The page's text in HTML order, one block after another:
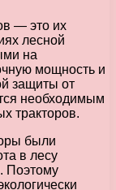
— это их
лесной
на
мощность и
защиты от
необходимым
тракторов.
были
в лесу
Поэтому